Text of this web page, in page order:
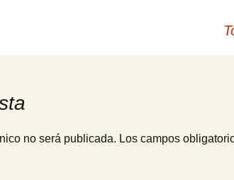
no será publicada. Los campos